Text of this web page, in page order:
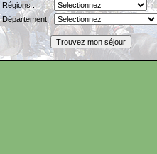
Régions :
Département :